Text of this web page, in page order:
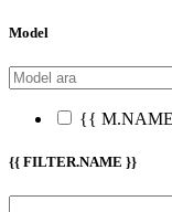
Model
{{
{{ FILTER.NAME }}